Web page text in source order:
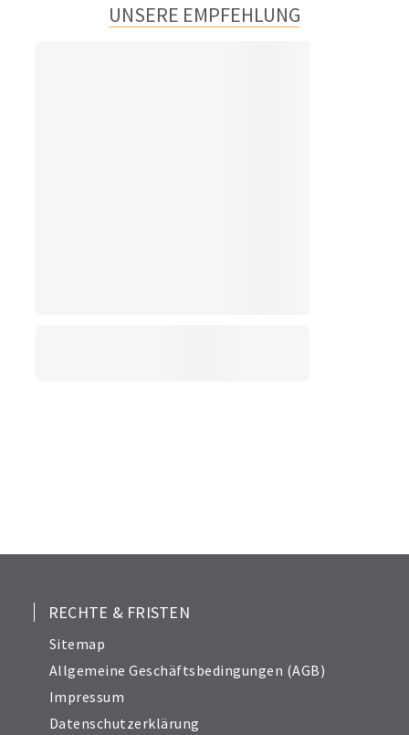
UNSERE EMPFEHLUNG
RECHTE & FRISTEN
Sitemap
Allgemeine Geschäftsbedingungen (AGB)
Impressum
Datenschutzerklärung